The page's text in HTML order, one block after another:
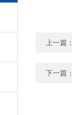
上一篇
下一篇